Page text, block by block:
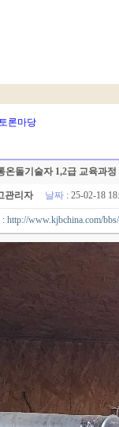
토론마당
온돌기술자 1,2급 교육과
관리자 날짜 : 25-02-18
: http://www.kjbchina.com/